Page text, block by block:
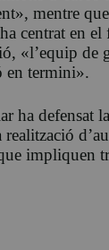
mentre
centrat en el
«l’equip de
en termini».
ha defensat
impliquen